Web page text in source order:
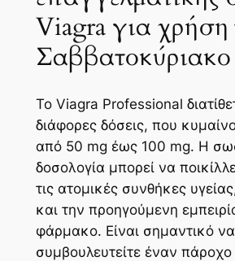
Viagra για χρήση
Σαββατοκύριακο
Το Viagra Professional
διάφορες δόσεις, που
από 50 mg έως 100 mg. Η
δοσολογία μπορεί να
τις ατομικές συνθήκες
και την προηγούμενη
φάρμακο. Είναι σημαντικό να
συμβουλευτείτε έναν πάροχο